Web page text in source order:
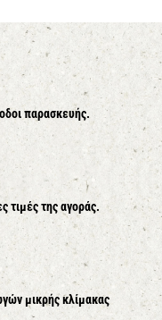
παρασκευής.
τιμές της αγοράς.
μικρής κλίμακας